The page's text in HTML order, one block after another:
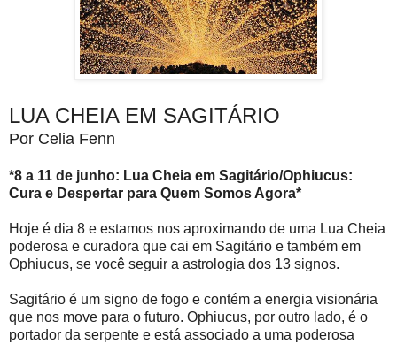
LUA CHEIA EM SAGITÁRIO
Por Celia Fenn
*8 a 11 de junho: Lua Cheia em Sagitário/Ophiucus:
Cura e Despertar para Quem Somos Agora*
Hoje é dia 8 e estamos nos aproximando de uma Lua Cheia
poderosa e curadora que cai em Sagitário e também em
Ophiucus, se você seguir a astrologia dos 13 signos.
Sagitário é um signo de fogo e contém a energia visionária
que nos move para o futuro. Ophiucus, por outro lado, é o
portador da serpente e está associado a uma poderosa